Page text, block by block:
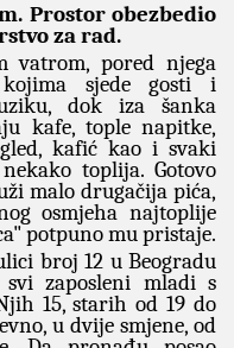
Prostor obezbedio
za rad.
vatrom, pored njega
sjede gosti i
dok iza šanka
kafe, tople napitke,
kafić kao i svaki
toplija. Gotovo
malo drugačija pića,
osmjeha najtoplije
potpuno mu pristaje.
broj 12 u Beogradu
zaposleni mladi s
15, starih od 19 do
u dvije smjene, od